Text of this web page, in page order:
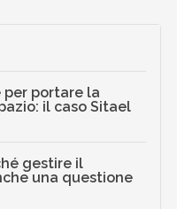
per portare la
il caso Sitael
gestire il
una questione